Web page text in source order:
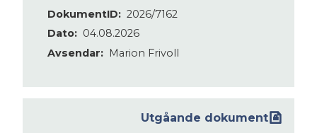
DokumentID
2026/7162
Dato
04.08.2026
Avsendar
Marion Frivoll
Utgåande dokument